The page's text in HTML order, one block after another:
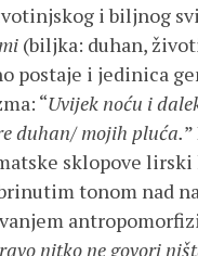
i biljnog
(biljka: duhan,
postaje i jedinica
“Uvijek noću i
duhan/ mojih pluća.
sklopove lirski
tonom nad
nitko ne govori